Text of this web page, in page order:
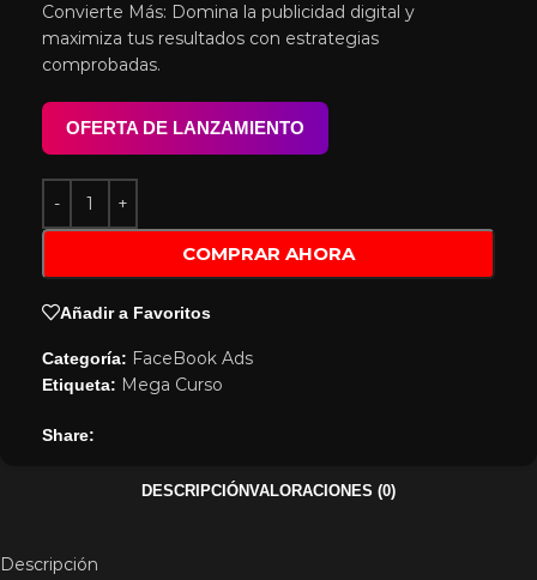
Convierte Más: Domina la publicidad digital y
maximiza tus resultados con estrategias
comprobadas.
OFERTA DE LANZAMIENTO
COMPRAR AHORA
Añadir a Favoritos
Categoría: FaceBook Ads
Etiqueta: Mega Curso
Share:
DESCRIPCIÓNVALORACIONES (0)
Descripción